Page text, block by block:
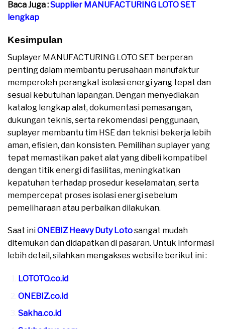
Baca Juga :Supplier MANUFACTURING LOTO SET
lengkap
Kesimpulan
Suplayer MANUFACTURING LOTO SET berperan
penting dalam membantu perusahaan manufaktur
memperoleh perangkat isolasi energi yang tepat dan
sesuai kebutuhan lapangan. Dengan menyediakan
katalog lengkap alat, dokumentasi pemasangan,
dukungan teknis, serta rekomendasi penggunaan,
suplayer membantu tim HSE dan teknisi bekerja lebih
aman, efisien, dan konsisten. Pemilihan suplayer yang
tepat memastikan paket alat yang dibeli kompatibel
dengan titik energi di fasilitas, meningkatkan
kepatuhan terhadap prosedur keselamatan, serta
mempercepat proses isolasi energi sebelum
pemeliharaan atau perbaikan dilakukan.
Saat iniONEBIZ Heavy Duty Lotosangat mudah
ditemukan dan didapatkan di pasaran. Untuk informasi
lebih detail, silahkan mengakses website berikut ini :
LOTOTO.co.id
ONEBIZ.co.id
Sakha.co.id